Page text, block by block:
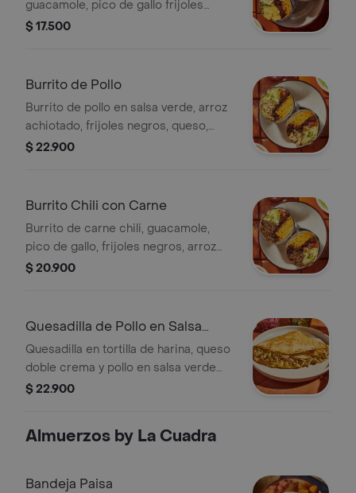
guacamole, pico de gallo frijoles
negros, arroz achiote, lechuga, queso
$ 17.500
Burrito de Pollo
Burrito de pollo en salsa verde, arroz
achiotado, frijoles negros, queso,
guacamole, pico de gallo, lechuga y
$ 22.900
Burrito Chili con Carne
Burrito de carne chili, guacamole,
pico de gallo, frijoles negros, arroz
achiote, lechuga, queso y salsa verde
$ 20.900
Quesadilla de Pollo en Salsa
Verde
Quesadilla en tortilla de harina, queso
doble crema y pollo en salsa verde
Burritos & Co.
$ 22.900
Almuerzos by La Cuadra
Bandeja Paisa